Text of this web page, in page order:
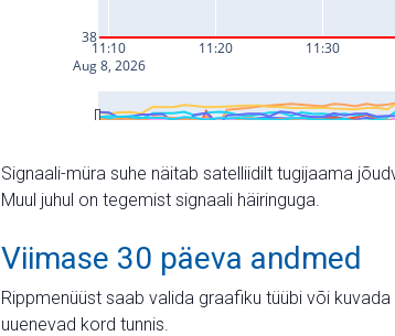
Signaali-müra suhe näitab satelliidilt tugijaama
Muul juhul on tegemist signaali häiringuga.
Viimase 30 päeva andmed
Rippmenüüst saab valida graafiku tüübi või
uuenevad kord tunnis.